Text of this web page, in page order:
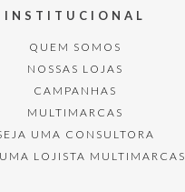
INSTITUCIONAL
QUEM SOMOS
NOSSAS LOJAS
CAMPANHAS
MULTIMARCAS
UMA CONSULTORA
LOJISTA MULTIMARCAS